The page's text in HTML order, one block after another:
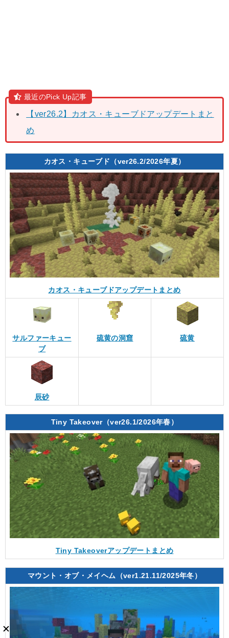
最近のPick Up記事
【ver26.2】カオス・キューブドアップデートまと
め
カオス・キューブド（ver26.2/2026年夏）
カオス・キューブドアップデートまとめ
サルファーキュー
ブ
硫黄の洞窟 硫黄
辰砂
Tiny Takeover（ver26.1/2026年春）
Tiny Takeoverアップデートまとめ
マウント・オブ・メイヘム（ver1.21.11/2025年冬）